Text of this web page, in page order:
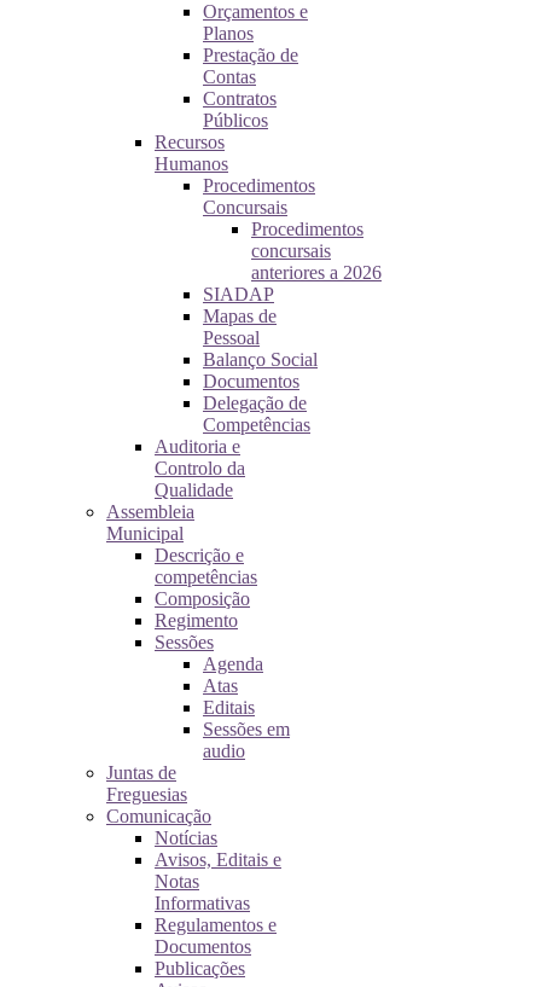
Orçamentos e
Planos
Prestação de
Contas
Contratos
Públicos
Recursos
Humanos
Procedimentos
Concursais
Procedimentos
concursais
anteriores a 2026
SIADAP
Mapas de
Pessoal
Balanço Social
Documentos
Delegação de
Competências
Auditoria e
Controlo da
Qualidade
Assembleia
Municipal
Descrição e
competências
Composição
Regimento
Sessões
Agenda
Atas
Editais
Sessões em
audio
Juntas de
Freguesias
Comunicação
Notícias
Avisos, Editais e
Notas
Informativas
Regulamentos e
Documentos
Publicações